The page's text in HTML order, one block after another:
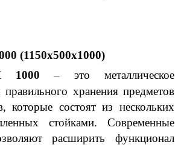
(1150х500х1000)
1000
– это металлическое
правильного хранения предметов
которые состоят из нескольких
стойками. Современные
расширить функционал